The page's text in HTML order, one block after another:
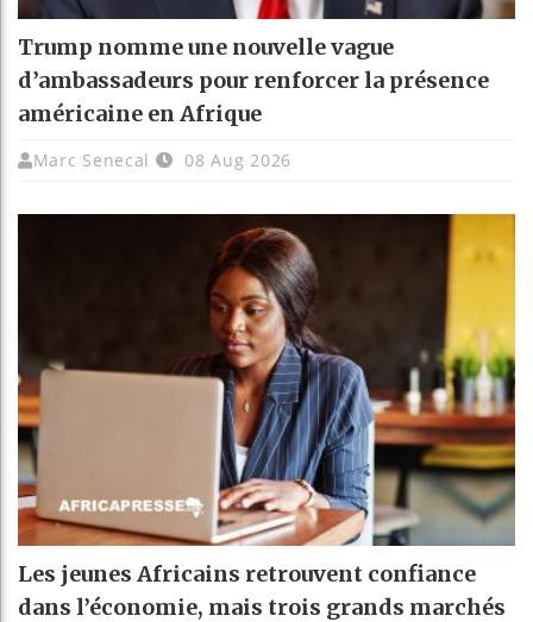
Trump nomme une nouvelle vague
d’ambassadeurs pour renforcer la présence
américaine en Afrique
Marc Senecal 08 Aug 2026
Les jeunes Africains retrouvent confiance
dans l’économie, mais trois grands marchés